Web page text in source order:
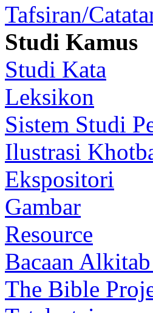
Tafsiran/
Studi Kamus
Studi Kata
Leksikon
Sistem Studi
Ilustrasi
Ekspositori
Gambar
Resource
Bacaan
The Bible